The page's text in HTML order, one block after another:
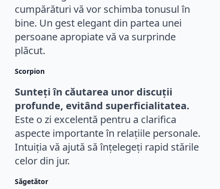
cumpărături vă vor schimba tonusul în
bine. Un gest elegant din partea unei
persoane apropiate vă va surprinde
plăcut.
Scorpion
Sunteți în căutarea unor discuții
profunde, evitând superficialitatea.
Este o zi excelentă pentru a clarifica
aspecte importante în relațiile personale.
Intuiția vă ajută să înțelegeți rapid stările
celor din jur.
Săgetător